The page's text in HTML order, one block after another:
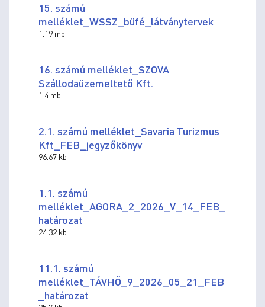
15. számú
melléklet_WSSZ_büfé_látványtervek
1.19 mb
16. számú melléklet_SZOVA
Szállodaüzemeltető Kft.
1.4 mb
2.1. számú melléklet_Savaria Turizmus
Kft_FEB_jegyzőkönyv
96.67 kb
1.1. számú
melléklet_AGORA_2_2026_V_14_FEB_
határozat
24.32 kb
11.1. számú
melléklet_TÁVHŐ_9_2026_05_21_FEB
_határozat